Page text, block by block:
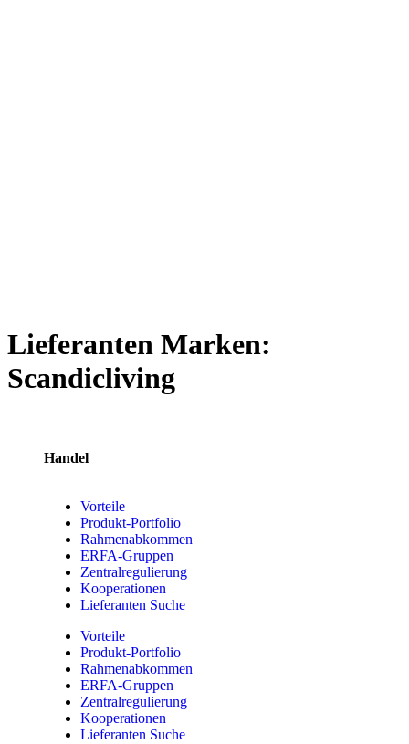
Lieferanten Marken:
Scandicliving
Handel
Vorteile
Produkt-Portfolio
Rahmenabkommen
ERFA-Gruppen
Zentralregulierung
Kooperationen
Lieferanten Suche
Vorteile
Produkt-Portfolio
Rahmenabkommen
ERFA-Gruppen
Zentralregulierung
Kooperationen
Lieferanten Suche